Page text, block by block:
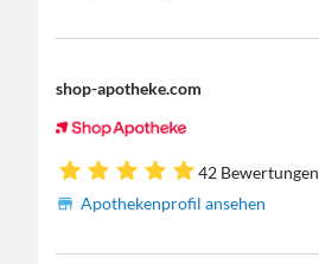
shop-apotheke.com
42 Bewertungen
Apothekenprofil ansehen